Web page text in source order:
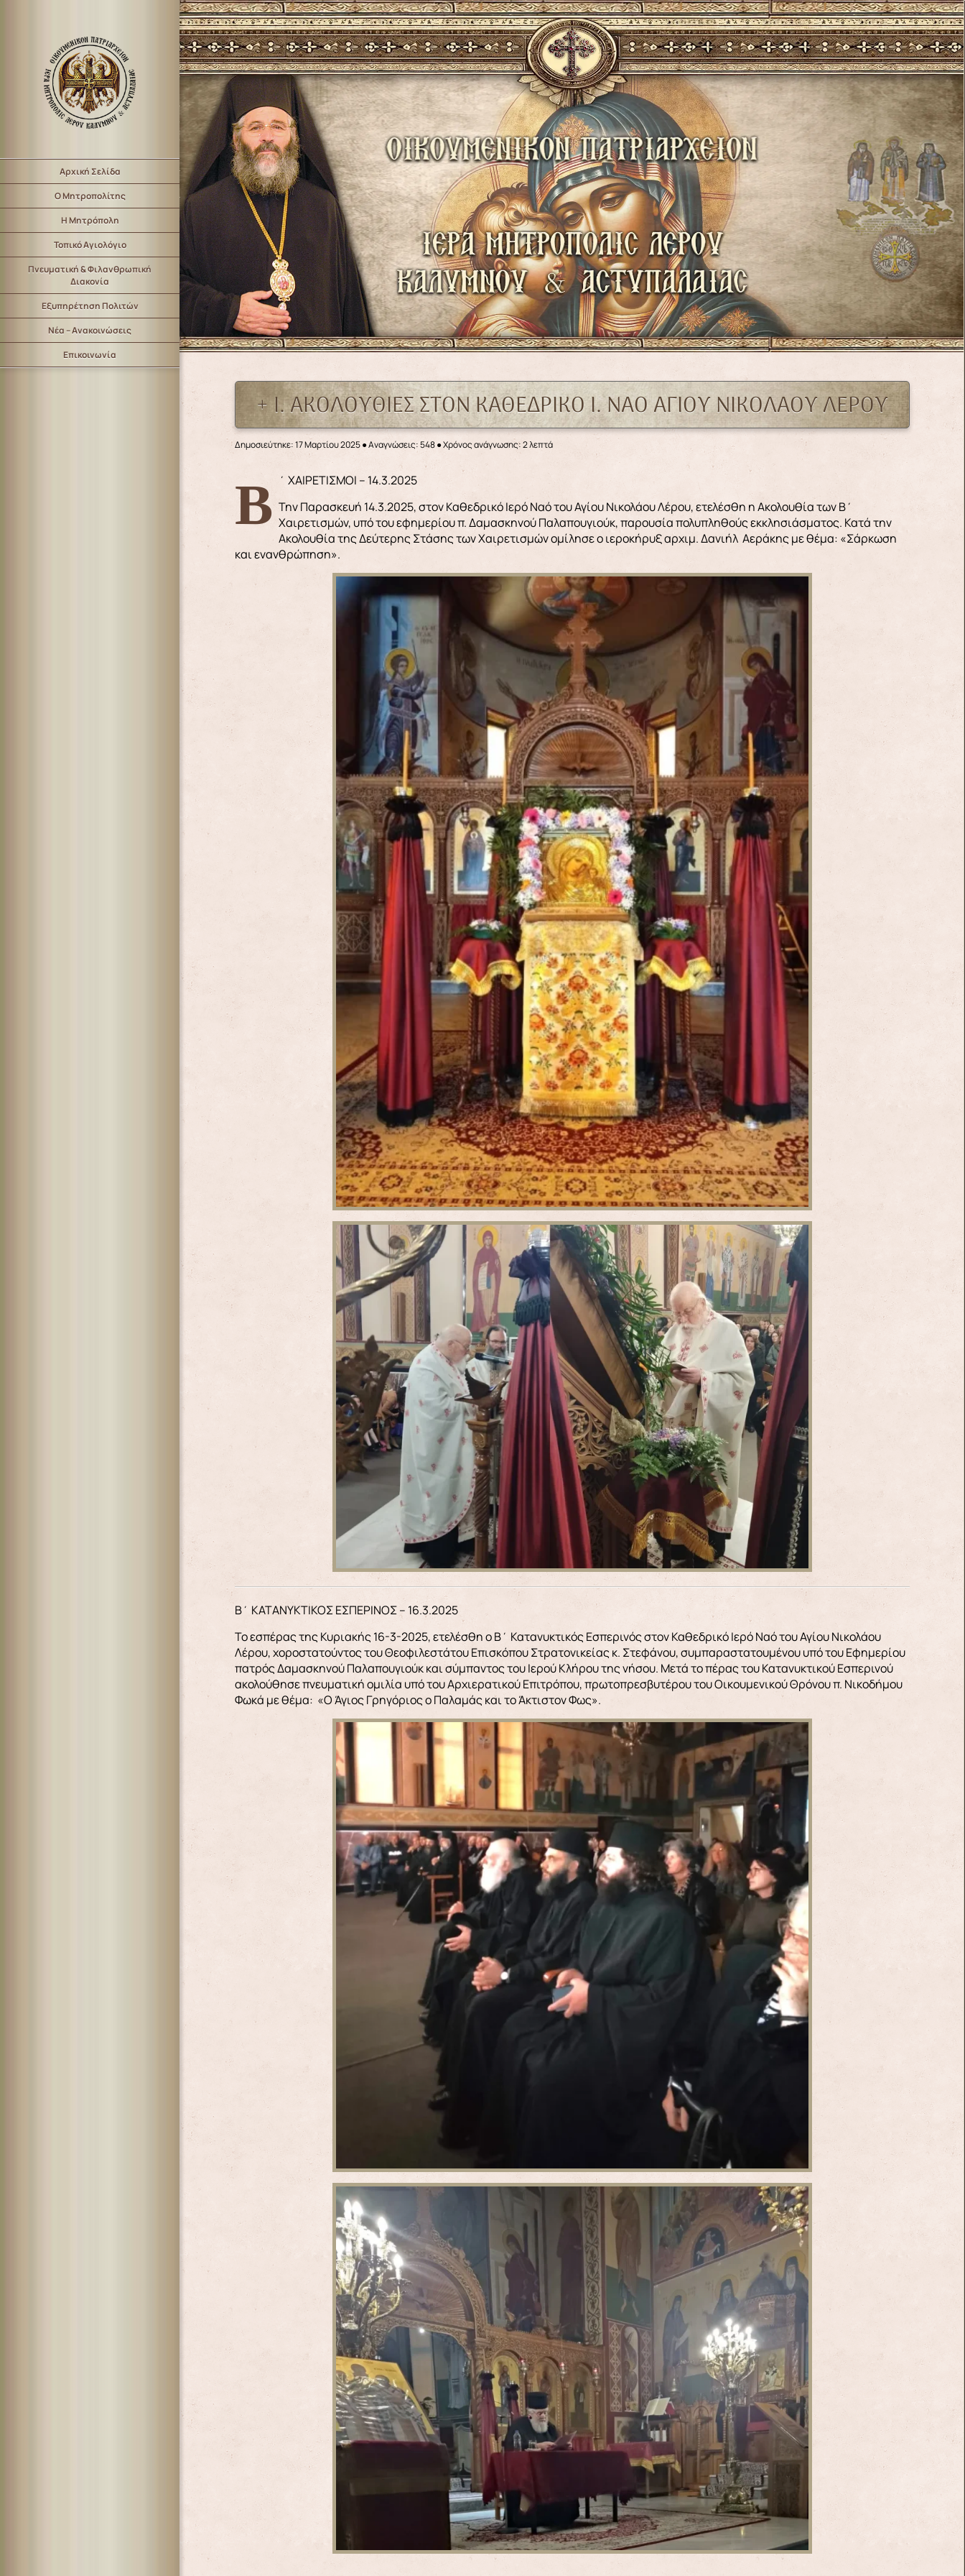
Αρχική Σελίδα
Ο Μητροπολίτης
Η Μητρόπολη
Τοπικό Αγιολόγιο
Πνευματική & Φιλανθρωπική
Διακονία
Εξυπηρέτηση Πολιτών
Νέα – Ανακοινώσεις
Επικοινωνία
+ Ι. ΑΚΟΛΟΥΘΙΕΣ ΣΤΟΝ ΚΑΘΕΔΡΙΚΟ Ι. ΝΑΟ ΑΓΙΟΥ ΝΙΚΟΛΑΟΥ ΛΕΡΟΥ
Δημοσιεύτηκε: 17 Μαρτίου 2025●Αναγνώσεις: 548● Χρόνος ανάγνωσης: 2 λεπτά
Β΄ ΧΑΙΡΕΤΙΣΜΟΙ – 14.3.2025
Την Παρασκευή 14.3.2025, στον Καθεδρικό Ιερό Ναό του Αγίου Νικολάου Λέρου, ετελέσθη η Ακολουθία των Β΄
Χαιρετισμών, υπό του εφημερίου π. Δαμασκηνού Παλαπουγιούκ, παρουσία πολυπληθούς εκκλησιάσματος. Κατά την
Ακολουθία της Δεύτερης Στάσης των Χαιρετισμών ομίλησε ο ιεροκήρυξ αρχιμ. Δανιήλ Αεράκης με θέμα: «Σάρκωση
και ενανθρώπηση».
B΄ ΚΑΤΑΝΥΚΤΙΚΟΣ ΕΣΠΕΡΙΝΟΣ – 16.3.2025
Το εσπέρας της Κυριακής 16-3-2025, ετελέσθη ο Β΄ Κατανυκτικός Εσπερινός στον Καθεδρικό Ιερό Ναό του Αγίου Νικολάου
Λέρου, χοροστατούντος του Θεοφιλεστάτου Επισκόπου Στρατονικείας κ. Στεφάνου, συμπαραστατουμένου υπό του Εφημερίου
πατρός Δαμασκηνού Παλαπουγιούκ και σύμπαντος του Ιερού Κλήρου της νήσου. Μετά το πέρας του Κατανυκτικού Εσπερινού
ακολούθησε πνευματική ομιλία υπό του Αρχιερατικού Επιτρόπου, πρωτοπρεσβυτέρου του Οικουμενικού Θρόνου π. Νικοδήμου
Φωκά με θέμα: «Ο Άγιος Γρηγόριος ο Παλαμάς και το Άκτιστον Φως».